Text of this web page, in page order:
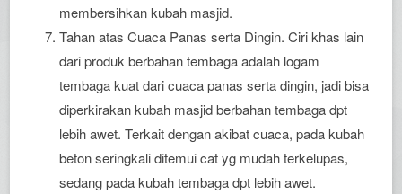
membersihkan kubah masjid.
Tahan atas Cuaca Panas serta Dingin. Ciri khas lain
dari produk berbahan tembaga adalah logam
tembaga kuat dari cuaca panas serta dingin, jadi bisa
diperkirakan kubah masjid berbahan tembaga dpt
lebih awet. Terkait dengan akibat cuaca, pada kubah
beton seringkali ditemui cat yg mudah terkelupas,
sedang pada kubah tembaga dpt lebih awet.